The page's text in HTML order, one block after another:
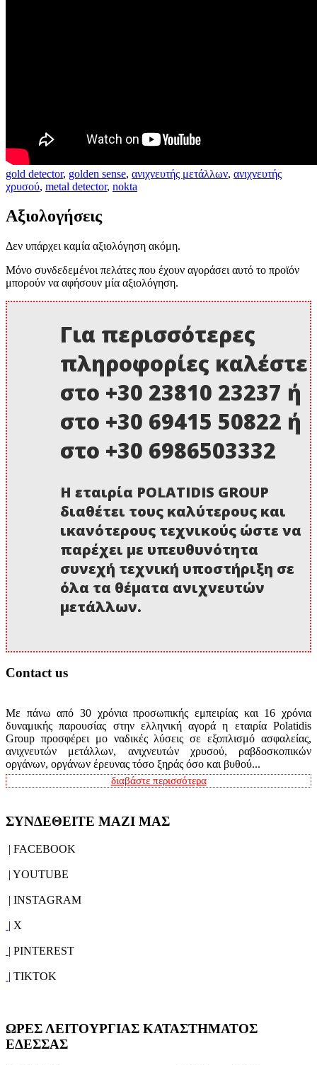
gold detector, golden sense, ανιχνευτής μετάλλων, ανιχνευτής
χρυσού, metal detector, nokta
Αξιολογήσεις
Δεν υπάρχει καμία αξιολόγηση ακόμη.
Μόνο συνδεδεμένοι πελάτες που έχουν αγοράσει αυτό το προϊόν
μπορούν να αφήσουν μία αξιολόγηση.
Για περισσότερες
πληροφορίες καλέστε
στο +30 23810 23237 ή
στο +30 69415 50822 ή
στο +30 6986503332
Η εταιρία POLATIDIS GROUP
διαθέτει τους καλύτερους και
ικανότερους τεχνικούς ώστε να
παρέχει με υπευθυνότητα
συνεχή τεχνική υποστήριξη σε
όλα τα θέματα ανιχνευτών
μετάλλων.
Contact us
Με πάνω από 30 χρόνια προσωπικής εμπειρίας και 16 χρόνια
δυναμικής παρουσίας στην ελληνική αγορά η εταιρία Polatidis
Group προσφέρει μο ναδικές λύσεις σε εξοπλισμό ασφαλείας,
ανιχνευτών μετάλλων, ανιχνευτών χρυσού, ραβδοσκοπικών
οργάνων, οργάνων έρευνας τόσο ξηράς όσο και βυθού...
διαβάστε περισσότερα
ΣΥΝΔΕΘΕΙΤΕ ΜΑΖΙ ΜΑΣ
| FACEBOOK
| YOUTUBE
| INSTAGRAM
| X
| PINTEREST
| TIKTOK
ΩΡΕΣ ΛΕΙΤΟΥΡΓΙΑΣ ΚΑΤΑΣΤΗΜΑΤΟΣ
ΕΔΕΣΣΑΣ